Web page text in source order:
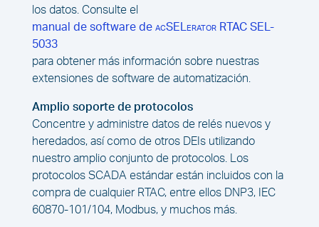
los datos. Consulte el
manual de software de acSELeratorRTAC SEL-
5033
para obtener más información sobre nuestras
extensiones de software de automatización.
Amplio soporte de protocolos
Concentre y administre datos de relés nuevos y
heredados, así como de otros DEIs utilizando
nuestro amplio conjunto de protocolos. Los
protocolos SCADA estándar están incluidos con la
compra de cualquier RTAC, entre ellos DNP3, IEC
60870-101/104, Modbus, y muchos más.